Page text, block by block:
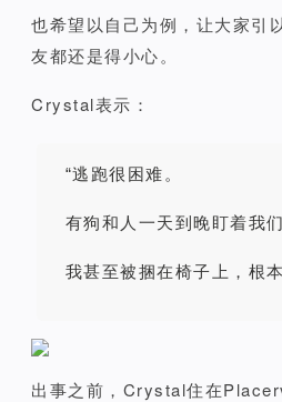
也希望以自己为例，让大家引
友都还是得小心。
Crystal表示：
“逃跑很困难。
有狗和人一天到晚盯着我
我甚至被捆在椅子上，根
出事之前，Crystal住在